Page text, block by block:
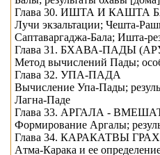
Глава 30. ИШТА И КАШТА
Лучи экзальтации; Чешта-
Саптаваргаджа-Бала; Ишта-
Глава 31. БХAВА-ПАДЫ
Метод вычислений Пады;
Глава 32. УПА-ПАДА
Вычисление Упа-Пады;
Лагна-Паде
Глава 33. АРГАЛА -
Формирование Аргалы;
Глава 34. КАРАКАТВЫ
Aтмa-Карака и ее